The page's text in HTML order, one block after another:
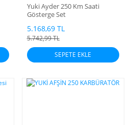
Yuki Ayder 250 Km Saati
Gösterge Set
5.168,69 TL
5.742,99 TL
SEPETE EKLE